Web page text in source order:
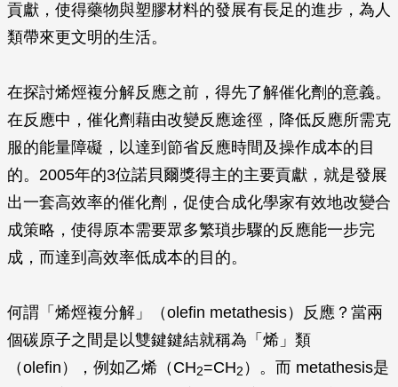
貢獻，使得藥物與塑膠材料的發展有長足的進步，為人
類帶來更文明的生活。
在探討烯烴複分解反應之前，得先了解催化劑的意義。
在反應中，催化劑藉由改變反應途徑，降低反應所需克
服的能量障礙，以達到節省反應時間及操作成本的目
的。2005年的3位諾貝爾獎得主的主要貢獻，就是發展
出一套高效率的催化劑，促使合成化學家有效地改變合
成策略，使得原本需要眾多繁瑣步驟的反應能一步完
成，而達到高效率低成本的目的。
何謂「烯烴複分解」（olefin metathesis）反應？當兩
個碳原子之間是以雙鍵鍵結就稱為「烯」類
（olefin），例如乙烯（CH2=CH2 ）。而 metathesis是